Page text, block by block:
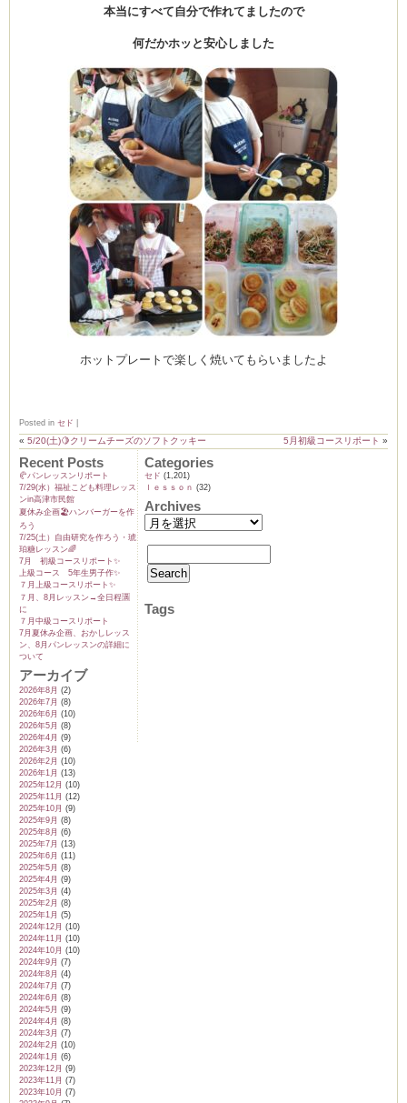
by CEDO)
本当にすべて自分で作れてましたので
何だかホッと安心しました
ホットプレートで楽しく焼いてもらいましたよ
Posted in セド
« 5/20(土)🍋クリームチーズのソフトクッキー 5月初級コースリポート »
Recent Posts
🥐パンレッスンリポート
7/29(水）福祉こども料理レッス
ンin高津市民館
夏休み企画🏖️ハンバーガーを作
ろう
7/25(土）自由研究を作ろう・琥
珀糖レッスン🌈
7月 初級コースリポート✨️
上級コース 5年生男子作✨️
７月上級コースリポート✨️
７月、8月レッスン→全日程🈵
に
７月中級コースリポート
7月夏休み企画、おかしレッス
ン、8月パンレッスンの詳細に
ついて
アーカイブ
2026年8月 (2)
2026年7月 (8)
2026年6月 (10)
2026年5月 (8)
2026年4月 (9)
2026年3月 (6)
2026年2月 (10)
2026年1月 (13)
2025年12月 (10)
2025年11月 (12)
2025年10月 (9)
2025年9月 (8)
2025年8月 (6)
2025年7月 (13)
2025年6月 (11)
2025年5月 (8)
2025年4月 (9)
2025年3月 (4)
2025年2月 (8)
2025年1月 (5)
2024年12月 (10)
2024年11月 (10)
2024年10月 (10)
2024年9月 (7)
2024年8月 (4)
2024年7月 (7)
2024年6月 (8)
2024年5月 (9)
2024年4月 (8)
2024年3月 (7)
2024年2月 (10)
2024年1月 (6)
2023年12月 (9)
2023年11月 (7)
2023年10月 (7)
Categories
セド (1,201)
ｌｅｓｓｏｎ (32)
Archives
Tags